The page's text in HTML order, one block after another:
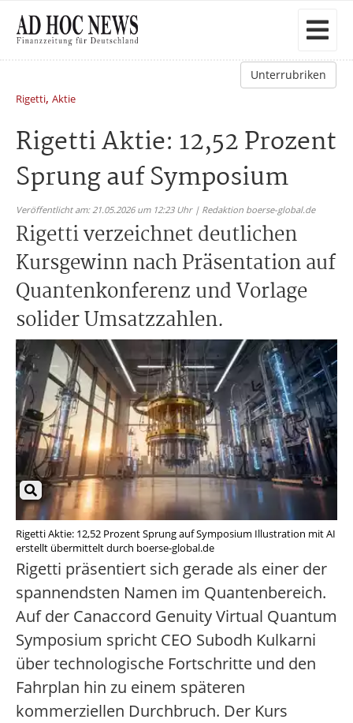
Unterrubriken
Rigetti, Aktie
Rigetti Aktie: 12,52 Prozent
Sprung auf Symposium
Veröffentlicht am: 21.05.2026 um 12:23 Uhr | Redaktion boerse-global.de
Rigetti verzeichnet deutlichen
Kursgewinn nach Präsentation auf
Quantenkonferenz und Vorlage
solider Umsatzzahlen.
Rigetti Aktie: 12,52 Prozent Sprung auf Symposium Illustration mit AI
erstellt übermittelt durch boerse-global.de
Rigetti präsentiert sich gerade als einer der
spannendsten Namen im Quantenbereich.
Auf der Canaccord Genuity Virtual Quantum
Symposium spricht CEO Subodh Kulkarni
über technologische Fortschritte und den
Fahrplan hin zu einem späteren
kommerziellen Durchbruch. Der Kurs